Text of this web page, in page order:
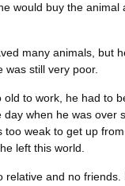
would buy the animal
many animals, but
was still very poor.
old to work, he had to
day when he was over
too weak to get up from
left this world.
relative and no friends.